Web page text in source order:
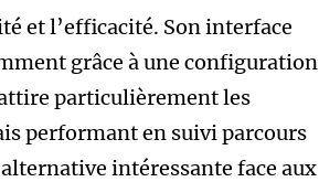
et l’efficacité. Son interface
grâce à une configuration
particulièrement les
performant en suivi parcours
intéressante face aux